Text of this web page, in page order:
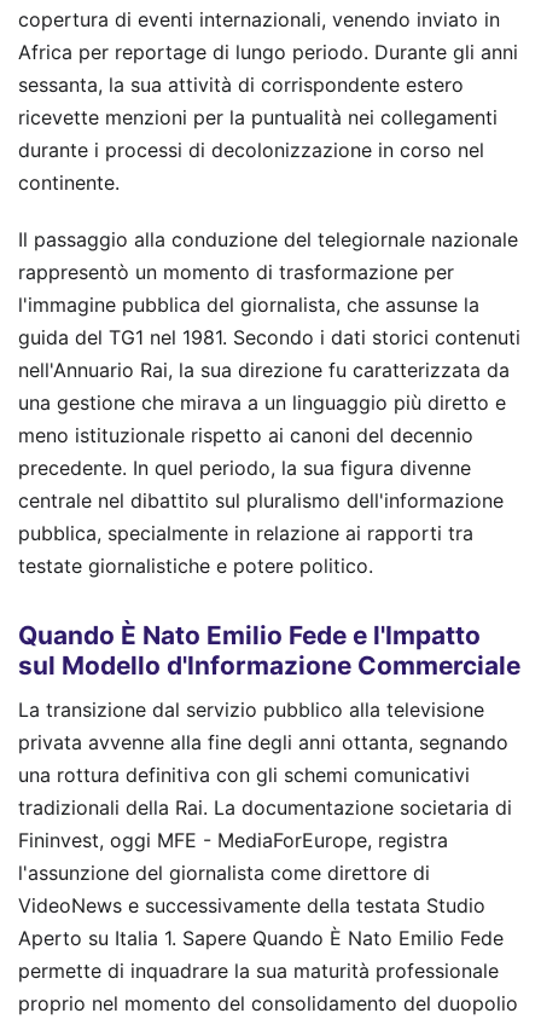
copertura di eventi internazionali, venendo inviato in
Africa per reportage di lungo periodo. Durante gli anni
sessanta, la sua attività di corrispondente estero
ricevette menzioni per la puntualità nei collegamenti
durante i processi di decolonizzazione in corso nel
continente.
Il passaggio alla conduzione del telegiornale nazionale
rappresentò un momento di trasformazione per
l'immagine pubblica del giornalista, che assunse la
guida del TG1 nel 1981. Secondo i dati storici contenuti
nell'Annuario Rai, la sua direzione fu caratterizzata da
una gestione che mirava a un linguaggio più diretto e
meno istituzionale rispetto ai canoni del decennio
precedente. In quel periodo, la sua figura divenne
centrale nel dibattito sul pluralismo dell'informazione
pubblica, specialmente in relazione ai rapporti tra
testate giornalistiche e potere politico.
Quando È Nato Emilio Fede e l'Impatto
sul Modello d'Informazione Commerciale
La transizione dal servizio pubblico alla televisione
privata avvenne alla fine degli anni ottanta, segnando
una rottura definitiva con gli schemi comunicativi
tradizionali della Rai. La documentazione societaria di
Fininvest, oggi MFE - MediaForEurope, registra
l'assunzione del giornalista come direttore di
VideoNews e successivamente della testata Studio
Aperto su Italia 1. Sapere Quando È Nato Emilio Fede
permette di inquadrare la sua maturità professionale
proprio nel momento del consolidamento del duopolio